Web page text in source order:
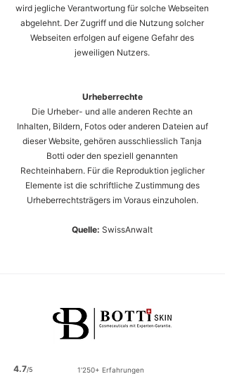
wird jegliche Verantwortung für solche Webseiten
abgelehnt. Der Zugriff und die Nutzung solcher
Webseiten erfolgen auf eigene Gefahr des
jeweiligen Nutzers.
Urheberrechte
Die Urheber- und alle anderen Rechte an
Inhalten, Bildern, Fotos oder anderen Dateien auf
dieser Website, gehören ausschliesslich Tanja
Botti oder den speziell genannten
Rechteinhabern. Für die Reproduktion jeglicher
Elemente ist die schriftliche Zustimmung des
Urheberrechtsträgers im Voraus einzuholen.
Quelle: SwissAnwalt
4.7/5 1'250+ Erfahrungen